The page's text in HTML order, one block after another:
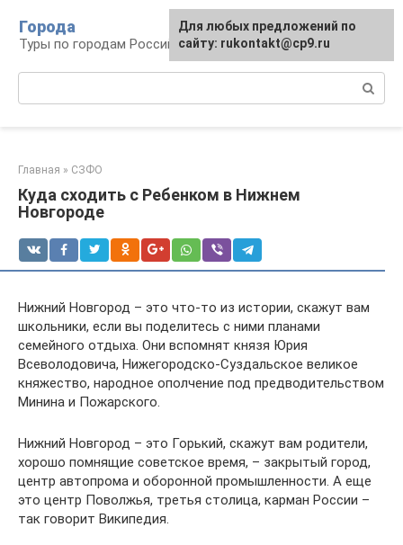
контенту
Города
Туры по городам Российской Федерации
Главная » СЗФО
Куда сходить с Ребенком в Нижнем
Новгороде
Нижний Новгород – это что-то из истории, скажут вам
школьники, если вы поделитесь с ними планами
семейного отдыха. Они вспомнят князя Юрия
Всеволодовича, Нижегородско-Суздальское великое
княжество, народное ополчение под предводительством
Минина и Пожарского.
Нижний Новгород – это Горький, скажут вам родители,
хорошо помнящие советское время, – закрытый город,
центр автопрома и оборонной промышленности. А еще
это центр Поволжья, третья столица, карман России –
так говорит Википедия.
Для любых предложений по
сайту: rukontakt@cp9.ru